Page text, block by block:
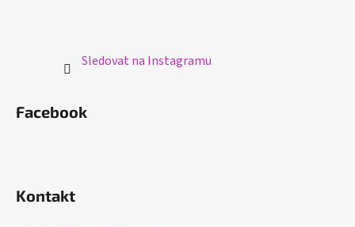
Sledovat na Instagramu
Facebook
Kontakt